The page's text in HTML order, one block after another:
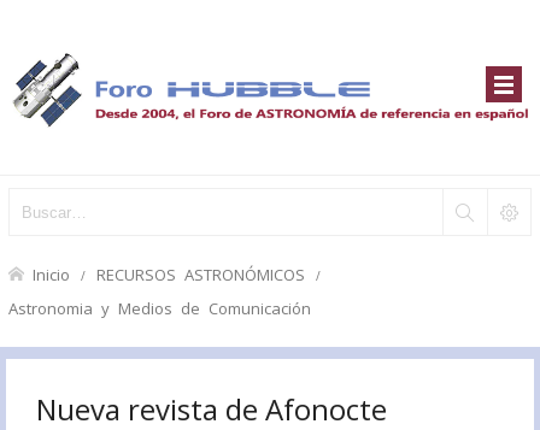
Inicio RECURSOS ASTRONÓMICOS
Astronomia y Medios de Comunicación
Nueva revista de Afonocte